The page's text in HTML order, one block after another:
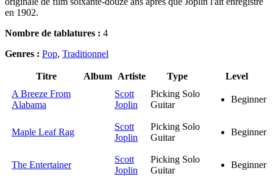
en 1902.
Nombre de tablatures : 4
Genres : Pop, Traditionnel
Titre Album Artiste Type
Level
A Breeze From
Alabama
Scott
Joplin
Picking Solo
Guitar
Beginner
Maple Leaf Rag
Scott
Joplin
Picking Solo
Guitar
Beginner
The Entertainer
Scott
Joplin
Picking Solo
Guitar
Beginner